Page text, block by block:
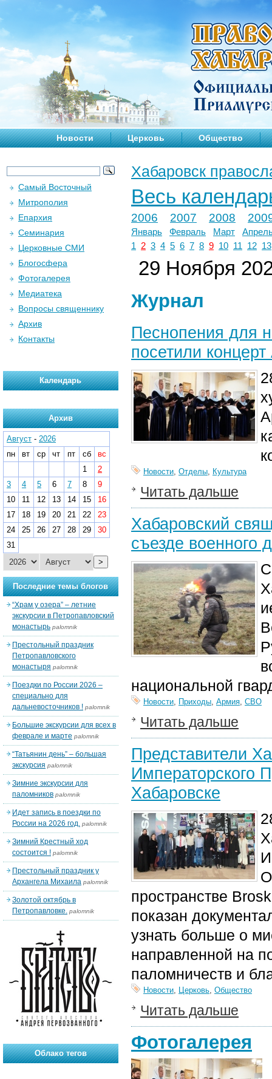
Новости Церковь Общество
Хабаровск
Весь
2006 2007 2008
Январь Февраль Март
1
2 3 4 5 6 7 8 9 10 11 12 13
29 Ноября
Журнал
Песнопения для
посетили
Новости, Отделы, Культура
Читать дальше
Хабаровский
съезде военного
национальной
Новости, Приходы, Армия, СВО
Читать дальше
Представители
Императорского
Хабаровске
пространстве
показан
узнать больше о
направленной на
паломничеств и
Новости, Церковь, Общество
Читать дальше
Фотогалерея
Самый Восточный
Митрополия
Епархия
Семинария
Церковные СМИ
Блогосфера
Фотогалерея
Медиатека
Вопросы священнику
Архив
Контакты
Календарь
Архив
Август - 2026
пн
вт ср чт пт сб
вс
1
2
3
4 5 6 7 8
9
10
11 12 13 14 15
16
17
18 19 20 21 22
23
24
25 26 27 28 29
30
31
>
Последние темы блогов
“Храм у озера” – летние
экскурсии в Петропавловский
монастырь palomnik
Престольный праздник
Петропавловского
монастыря palomnik
Поездки по России 2026 –
специально для
дальневосточников ! palomnik
Большие экскурсии для всех в
феврале и марте palomnik
“Татьянин день” – большая
экскурсия palomnik
Зимние экскурсии для
паломников palomnik
Идет запись в поездки по
России на 2026 год. palomnik
Зимний Крестный ход
состоится ! palomnik
Престольный праздник у
Архангела Михаила palomnik
Золотой октябрь в
Петропавловке. palomnik
Облако тегов